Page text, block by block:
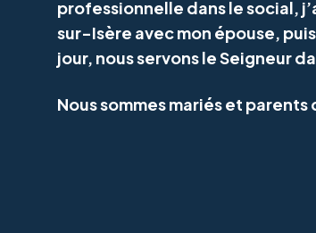
professionnelle dans le social,
sur-Isère avec mon épouse,
jour, nous servons le Seigneur
Nous sommes mariés et parents